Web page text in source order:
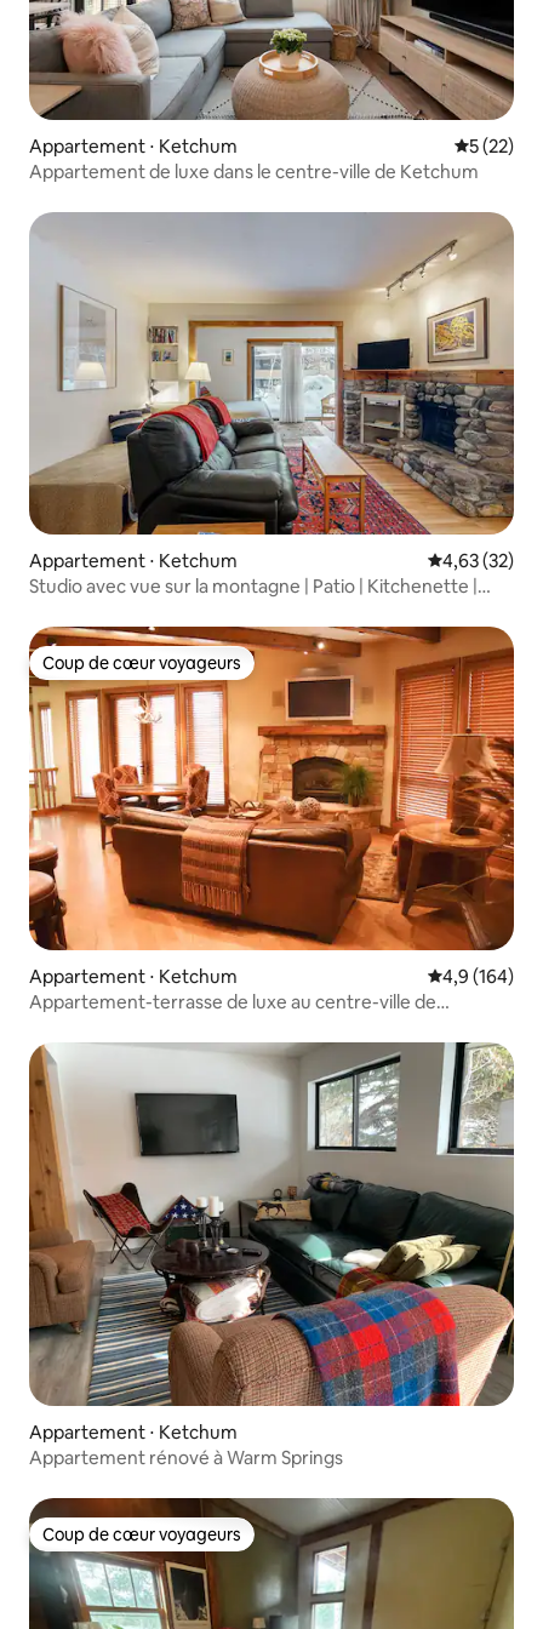
Appartement ⋅ Ketchum
5 (22)
Appartement de luxe dans le centre-ville de Ketchum
Appartement ⋅ Ketchum Évaluation
4,63 (32)
Studio avec vue sur la montagne | Patio | Kitchenette |
Coup de cœur voyageurs
Coup de cœur voyageurs
Appartement ⋅ Ketchum Évaluation
4,9 (164)
Appartement-terrasse de luxe au centre-ville de
Appartement ⋅ Ketchum
Appartement rénové à Warm Springs
Coup de cœur voyageurs
Coup de cœur voyageurs